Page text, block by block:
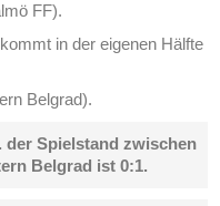
FF).
in der eigenen Hälfte
Belgrad).
der Spielstand zwischen
Belgrad ist 0:1.